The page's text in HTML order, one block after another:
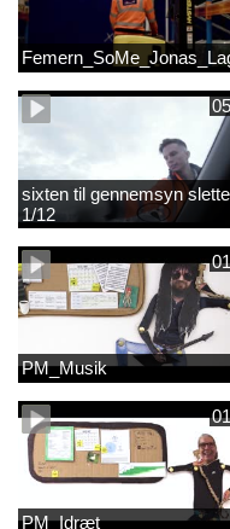
sixten til gennemsyn
1/12
PM_Musik
PM_Idræt